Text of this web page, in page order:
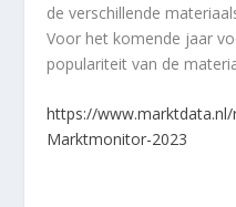
de verschillende
Voor het komende jaar
populariteit van de
https://
Marktmonitor-2023